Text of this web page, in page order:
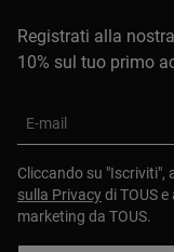
Registrati alla
10% sul tuo primo
E-mail
Cliccando su "Iscriviti",
sulla Privacydi TOUS
marketing da TOUS.